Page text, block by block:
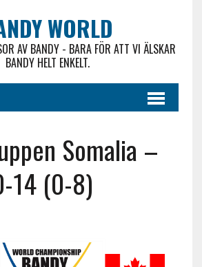
WORLD
AV BANDY - BARA FÖR ATT VI ÄLSKAR
BANDY HELT ENKELT.
Somalia –
14 (0-8)